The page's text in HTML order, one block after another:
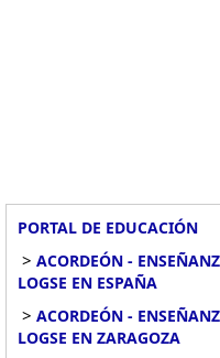
PORTAL DE EDUCACIÓN
> ACORDEÓN -
LOGSE EN ESPAÑA
> ACORDEÓN -
LOGSE EN ZARAGOZA